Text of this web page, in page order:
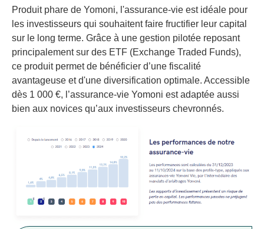
Produit phare de Yomoni, l'assurance-vie est idéale pour
les investisseurs qui souhaitent faire fructifier leur capital
sur le long terme. Grâce à une gestion pilotée reposant
principalement sur des ETF (Exchange Traded Funds),
ce produit permet de bénéficier d’une fiscalité
avantageuse et d'une diversification optimale. Accessible
dès 1 000 €, l’assurance-vie Yomoni est adaptée aussi
bien aux novices qu’aux investisseurs chevronnés.